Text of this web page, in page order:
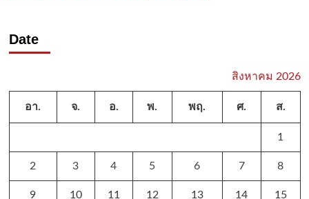
Date
สิงหาคม 2026
อา. จ. อ. พ. พฤ. ศ. ส.
1
2 3 4 5 6 7 8
9 10 11 12 13 14 15